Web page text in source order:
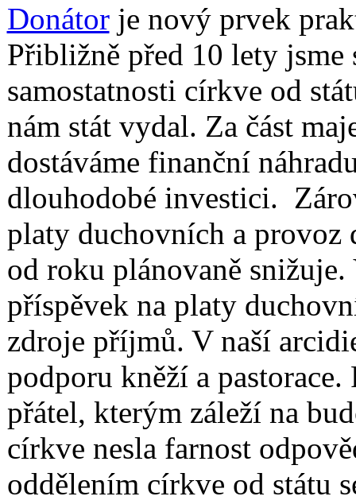
Donátorje nový prvek
Přibližně před 10 lety
samostatnosti církve od
nám stát vydal. Za část
dostáváme finanční
dlouhodobé investici.
platy duchovních a provoz
od roku plánovaně
příspěvek na platy
zdroje příjmů. V naší
podporu kněží a
přátel, kterým záleží na
církve nesla farnost
oddělením církve od státu